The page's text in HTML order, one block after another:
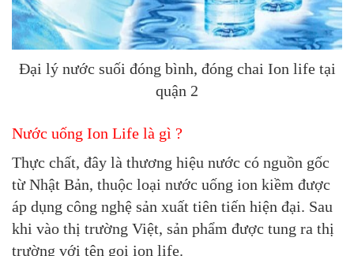
Đại lý nước suối đóng bình, đóng chai Ion life tại
quận 2
Nước uống Ion Life là gì ?
Thực chất, đây là thương hiệu nước có nguồn gốc
từ Nhật Bản, thuộc loại nước uống ion kiềm được
áp dụng công nghệ sản xuất tiên tiến hiện đại. Sau
khi vào thị trường Việt, sản phẩm được tung ra thị
trường với tên gọi ion life.